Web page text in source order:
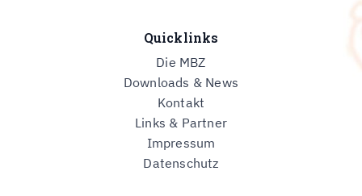
Quicklinks
Die MBZ
Downloads & News
Kontakt
Links & Partner
Impressum
Datenschutz